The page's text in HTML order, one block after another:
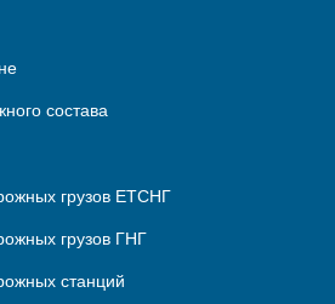
состава
грузов ЕТСНГ
грузов ГНГ
станций